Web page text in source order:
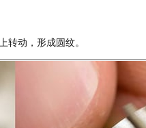
转动，形成圆纹。